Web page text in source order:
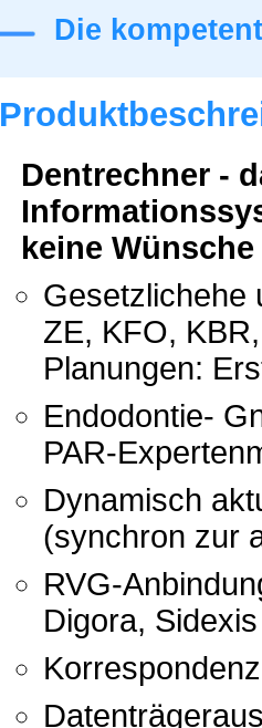
Die
Dentrechner -
keine
Gesetzlichehe
ZE, KFO,
Planungen:
Endodontie-
PAR-
Dynamisch
(synchron zur
RVG-
Digora,